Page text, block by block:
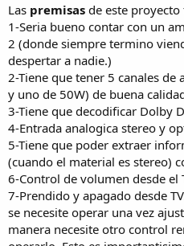
Las premisas de este proyecto
1-Seria bueno contar con un
2 (donde siempre termino
despertar a nadie.)
2-Tiene que tener 5 canales
y uno de 50W) de buena
3-Tiene que decodificar Dolby
4-Entrada analogica stereo y
5-Tiene que poder extraer
(cuando el material es stereo)
6-Control de volumen desde el
7-Prendido y apagado desde
se necesite operar una vez
manera necesite otro control